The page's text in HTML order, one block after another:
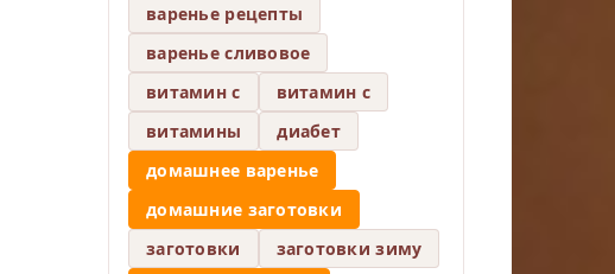
варенье рецепты
варенье сливовое
витамин c
витамин с
витамины
диабет
домашнее варенье
домашние заготовки
заготовки
заготовки зиму